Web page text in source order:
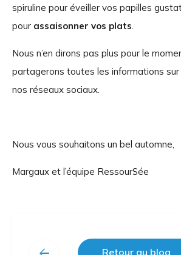
spiruline pour éveiller vos papilles
pour assaisonner vos plats.
Nous n’en dirons pas plus pour le
partagerons toutes les informations
nos réseaux sociaux.
Nous vous souhaitons un bel automne,
Margaux et l’équipe RessourSée
Retour au blog